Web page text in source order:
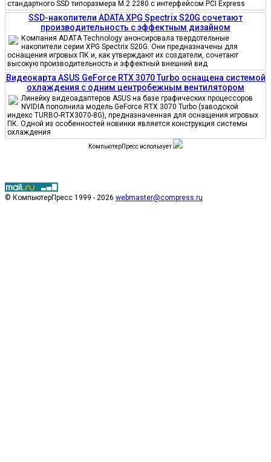
стандартного SSD типоразмера M.2 2280 с интерфейсом PCI Express
SSD-накопители ADATA XPG Spectrix S20G сочетают
производительность с эффектным дизайном
Компания ADATA Technology анонсировала твердотельные
накопители серии XPG Spectrix S20G. Они предназначены для
оснащения игровых ПК и, как утверждают их создатели, сочетают
высокую производительность и эффектный внешний вид
Видеокарта ASUS GeForce RTX 3070 Turbo оснащена системой
охлаждения с одним центробежным вентилятором
Линейку видеоадаптеров ASUS на базе графических процессоров
NVIDIA пополнила модель GeForce RTX 3070 Turbo (заводской
индекс TURBO-RTX3070-8G), предназначенная для оснащения игровых
ПК. Одной из особенностей новинки является конструкция системы
охлаждения
КомпьютерПресс использует
© КомпьютерПресс 1999 - 2026 webmaster@compress.ru